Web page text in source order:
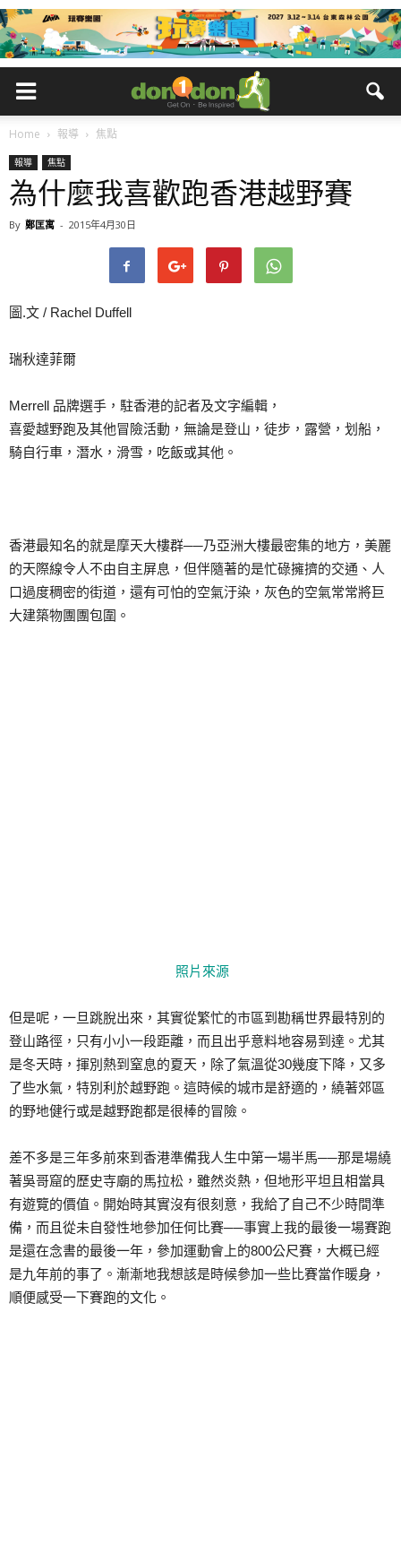
Home 報導 焦點
報導 焦點
為什麼我喜歡跑香港越野賽
By 鄭匡寓 - 2015年4月30日
圖.文 / Rachel Duffell
瑞秋達菲爾
Merrell 品牌選手，駐香港的記者及文字編輯，
喜愛越野跑及其他冒險活動，無論是登山，徒步，露營，划船，
騎自行車，潛水，滑雪，吃飯或其他。
香港最知名的就是摩天大樓群──乃亞洲大樓最密集的地方，美麗
的天際線令人不由自主屏息，但伴隨著的是忙碌擁擠的交通、人
口過度稠密的街道，還有可怕的空氣汙染，灰色的空氣常常將巨
大建築物團團包圍。
照片來源
但是呢，一旦跳脫出來，其實從繁忙的市區到勘稱世界最特別的
登山路徑，只有小小一段距離，而且出乎意料地容易到達。尤其
是冬天時，揮別熱到窒息的夏天，除了氣溫從30幾度下降，又多
了些水氣，特別利於越野跑。這時候的城市是舒適的，繞著郊區
的野地健行或是越野跑都是很棒的冒險。
差不多是三年多前來到香港準備我人生中第一場半馬──那是場繞
著吳哥窟的歷史寺廟的馬拉松，雖然炎熱，但地形平坦且相當具
有遊覽的價值。開始時其實沒有很刻意，我給了自己不少時間準
備，而且從未自發性地參加任何比賽──事實上我的最後一場賽跑
是還在念書的最後一年，參加運動會上的800公尺賽，大概已經
是九年前的事了。漸漸地我想該是時候參加一些比賽當作暖身，
順便感受一下賽跑的文化。